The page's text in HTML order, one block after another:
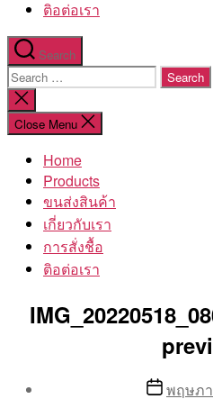
ติอต่อเรา
Search
Search
for:
Close
search
Close Menu
Home
Products
ขนส่งสินค้า
เกี่ยวกับเรา
การสั่งชื้อ
ติอต่อเรา
Postพฤษภ